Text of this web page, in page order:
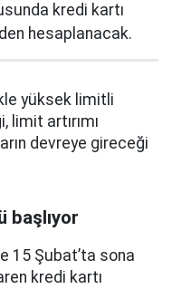
kredi kartı
hesaplanacak.
yüksek limitli
artırımı
devreye gireceği
başlıyor
15 Şubat’ta sona
kredi kartı